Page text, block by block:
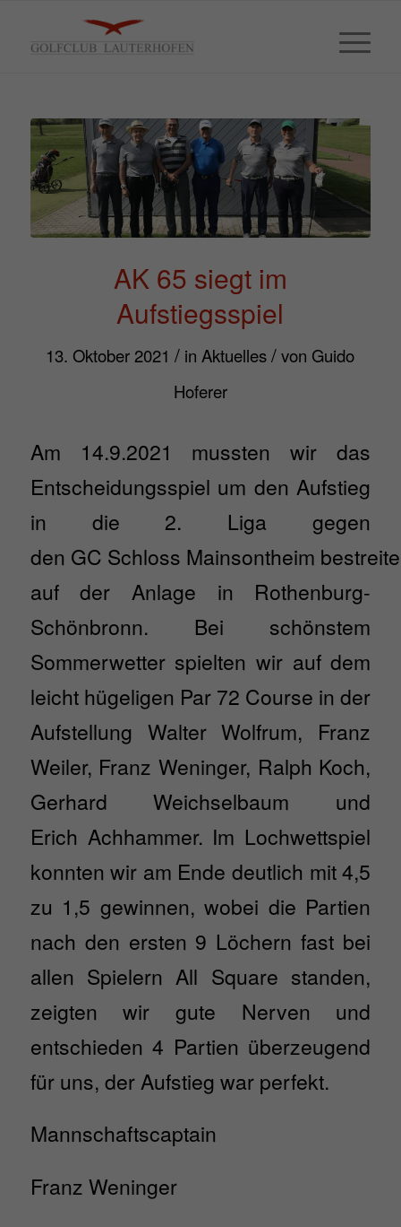
AK 65 siegt im
Aufstiegsspiel
13. Oktober 2021 / in Aktuelles / von Guido
Hoferer
Am 14.9.2021 mussten wir das
Entscheidungsspiel um den Aufstieg
in die 2. Liga gegen
den GC Schloss Mainsontheim
auf der Anlage in Rothenburg-
Schönbronn. Bei schönstem
Sommerwetter spielten wir auf dem
leicht hügeligen Par 72 Course in der
Aufstellung Walter Wolfrum, Franz
Weiler, Franz Weninger, Ralph Koch,
Gerhard Weichselbaum und
Erich Achhammer. Im Lochwettspiel
konnten wir am Ende deutlich mit 4,5
zu 1,5 gewinnen, wobei die Partien
nach den ersten 9 Löchern fast bei
allen Spielern All Square standen,
zeigten wir gute Nerven und
entschieden 4 Partien überzeugend
für uns, der Aufstieg war perfekt.
Mannschaftscaptain
Franz Weninger